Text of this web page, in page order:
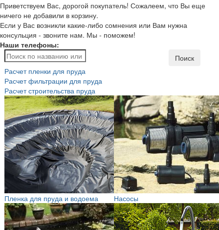
Приветствуем Вас, дорогой покупатель! Сожалеем, что Вы еще
ничего не добавили в корзину.
Если у Вас возникли какие-либо сомнения или Вам нужна
консульция - звоните нам. Мы - поможем!
Наши телефоны:
Поиск
Расчет пленки для пруда
Расчет фильтрации для пруда
Расчет строительства пруда
Пленка для пруда и водоема Насосы